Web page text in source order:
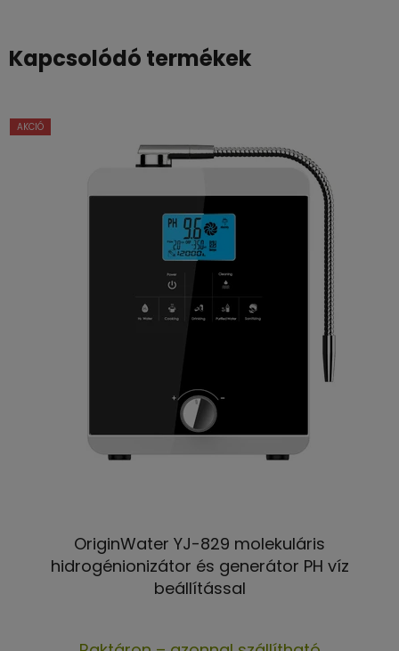
Kapcsolódó termékek
AKCIÓ
OriginWater YJ-829 molekuláris
hidrogénionizátor és generátor PH víz
beállítással